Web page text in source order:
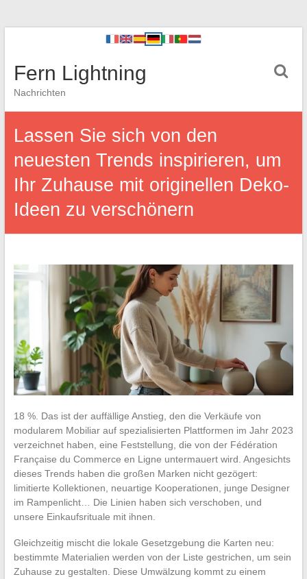
Fern Lightning
Nachrichten
Lassen Sie sich von den
neuesten Trends inspirieren, um
Ihr Zuhause mit originellen Deko-
Ideen zu verschönern
18 %. Das ist der auffällige Anstieg, den die Verkäufe von
modularem Mobiliar auf spezialisierten Plattformen im Jahr 2023
verzeichnet haben, eine Feststellung, die von der Fédération
Française du Commerce en Ligne untermauert wird. Angesichts
dieses Trends haben die großen Marken nicht gezögert:
limitierte Kollektionen, neuartige Kooperationen, junge Designer
im Rampenlicht… Die Linien haben sich verschoben, und
unsere Einkaufsrituale mit ihnen.
Gleichzeitig mischt die lokale Gesetzgebung die Karten neu:
bestimmte Materialien werden von der Liste gestrichen, um sein
Zuhause zu gestalten. Diese Umwälzung kommt zu einem